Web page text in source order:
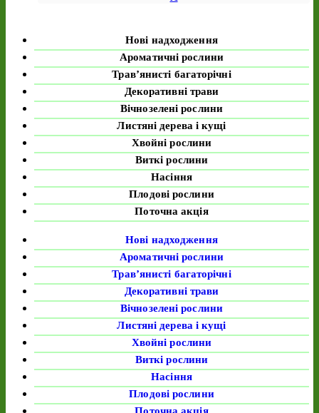
Нові надходження
Ароматичні рослини
Трав’янисті багаторічні
Декоративні трави
Вічнозелені рослини
Листяні дерева і кущі
Хвойні рослини
Виткі рослини
Насіння
Плодові рослини
Поточна акція
Нові надходження
Ароматичні рослини
Трав’янисті багаторічні
Декоративні трави
Вічнозелені рослини
Листяні дерева і кущі
Хвойні рослини
Виткі рослини
Насіння
Плодові рослини